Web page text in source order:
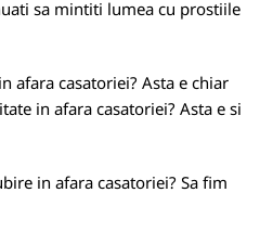
sa mintiti lumea cu prostiile
afara casatoriei? Asta e chiar
in afara casatoriei? Asta e si
in afara casatoriei? Sa fim